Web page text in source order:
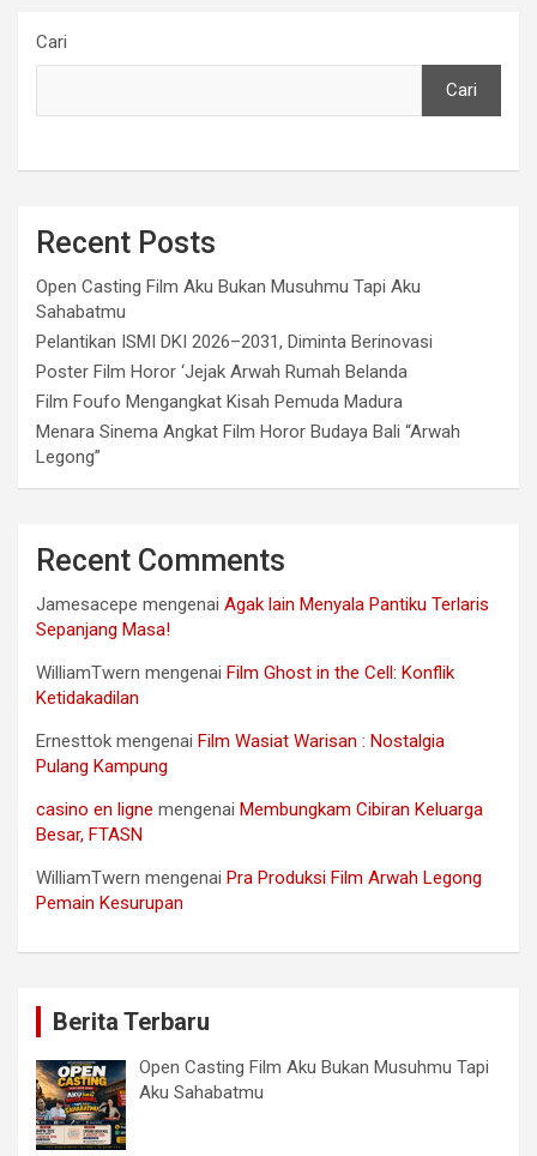
Cari
Cari
Recent Posts
Open Casting Film Aku Bukan Musuhmu Tapi Aku
Sahabatmu
Pelantikan ISMI DKI 2026–2031, Diminta Berinovasi
Poster Film Horor ‘Jejak Arwah Rumah Belanda
Film Foufo Mengangkat Kisah Pemuda Madura
Menara Sinema Angkat Film Horor Budaya Bali “Arwah
Legong”
Recent Comments
Jamesacepe mengenai Agak lain Menyala Pantiku Terlaris
Sepanjang Masa!
WilliamTwern mengenai Film Ghost in the Cell: Konflik
Ketidakadilan
Ernesttok mengenai Film Wasiat Warisan : Nostalgia
Pulang Kampung
casino en ligne mengenai Membungkam Cibiran Keluarga
Besar, FTASN
WilliamTwern mengenai Pra Produksi Film Arwah Legong
Pemain Kesurupan
Berita Terbaru
Open Casting Film Aku Bukan Musuhmu Tapi
Aku Sahabatmu